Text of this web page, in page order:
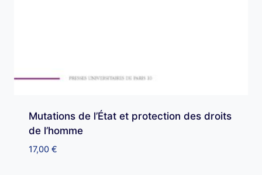
Mutations de l’État et protection des droits
de l’homme
17,00 €